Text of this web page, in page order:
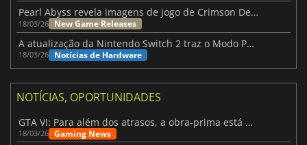
Pearl Abyss revela imagens de jogo de Crimson Desert para a PS5
18/03/26 New Game Releases
A atualização da Nintendo Switch 2 traz o Modo Portátil aos jogos mais antigos da Switch
18/03/26 Notícias de Hardware
NOTÍCIAS, OPORTUNIDADES
GTA VI: Para além dos atrasos, a obra-prima está quase a chegar
18/03/26 Gaming News